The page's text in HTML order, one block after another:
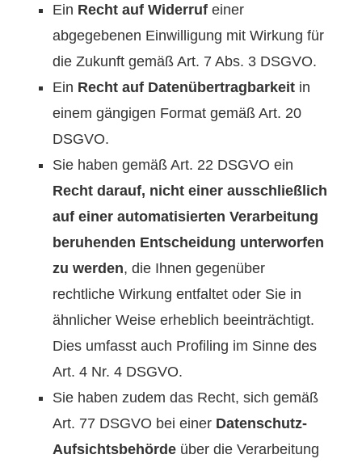
Ein Recht auf Widerruf einer
abgegebenen Einwilligung mit Wirkung für
die Zukunft gemäß Art. 7 Abs. 3 DSGVO.
Ein Recht auf Datenübertragbarkeit in
einem gängigen Format gemäß Art. 20
DSGVO.
Sie haben gemäß Art. 22 DSGVO ein
Recht darauf, nicht einer ausschließlich
auf einer automatisierten Verarbeitung
beruhenden Entscheidung unterworfen
zu werden, die Ihnen gegenüber
rechtliche Wirkung entfaltet oder Sie in
ähnlicher Weise erheblich beeinträchtigt.
Dies umfasst auch Profiling im Sinne des
Art. 4 Nr. 4 DSGVO.
Sie haben zudem das Recht, sich gemäß
Art. 77 DSGVO bei einer Datenschutz-
Aufsichtsbehörde über die Verarbeitung